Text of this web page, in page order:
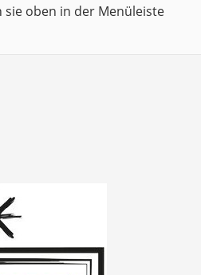
sie oben in der Menüleiste